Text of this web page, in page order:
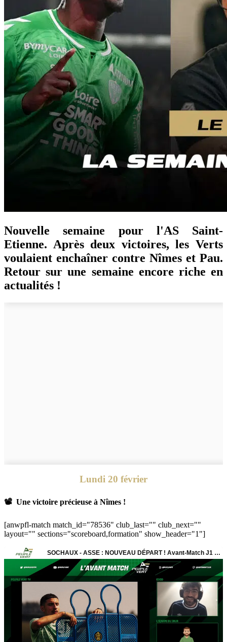
Nouvelle semaine pour l'AS Saint-
Etienne. Après deux victoires, les Verts
voulaient enchaîner contre Nîmes et Pau.
Retour sur une semaine encore riche en
actualités !
Lundi 20 février
📽 Une victoire précieuse à Nîmes !
[anwpfl-match match_id="78536" club_last="" club_next=""
layout="" sections="scoreboard,formation" show_header="1"]